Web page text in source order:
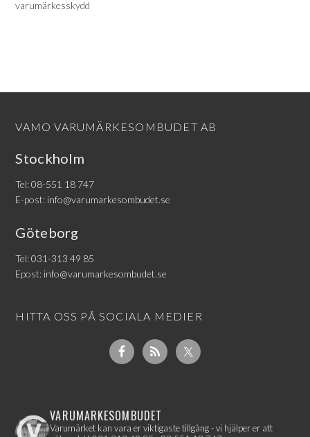
varumärkesskydd
VAMO VARUMÄRKESOMBUDET AB
Stockholm
Tel:08-551 18 747
E-post: info@varumarkesombudet.se
Göteborg
Tel:031-313 49 85
Epost: info@varumarkesombudet.se
HITTA OSS PÅ SOCIALA MEDIER
VARUMARKESOMBUDET
Varumärket kan vara er viktigaste tillgång - vi hjälper er att